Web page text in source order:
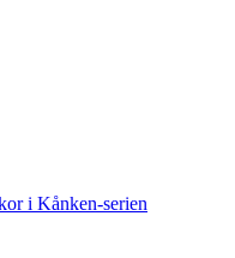
i Kånken-serien